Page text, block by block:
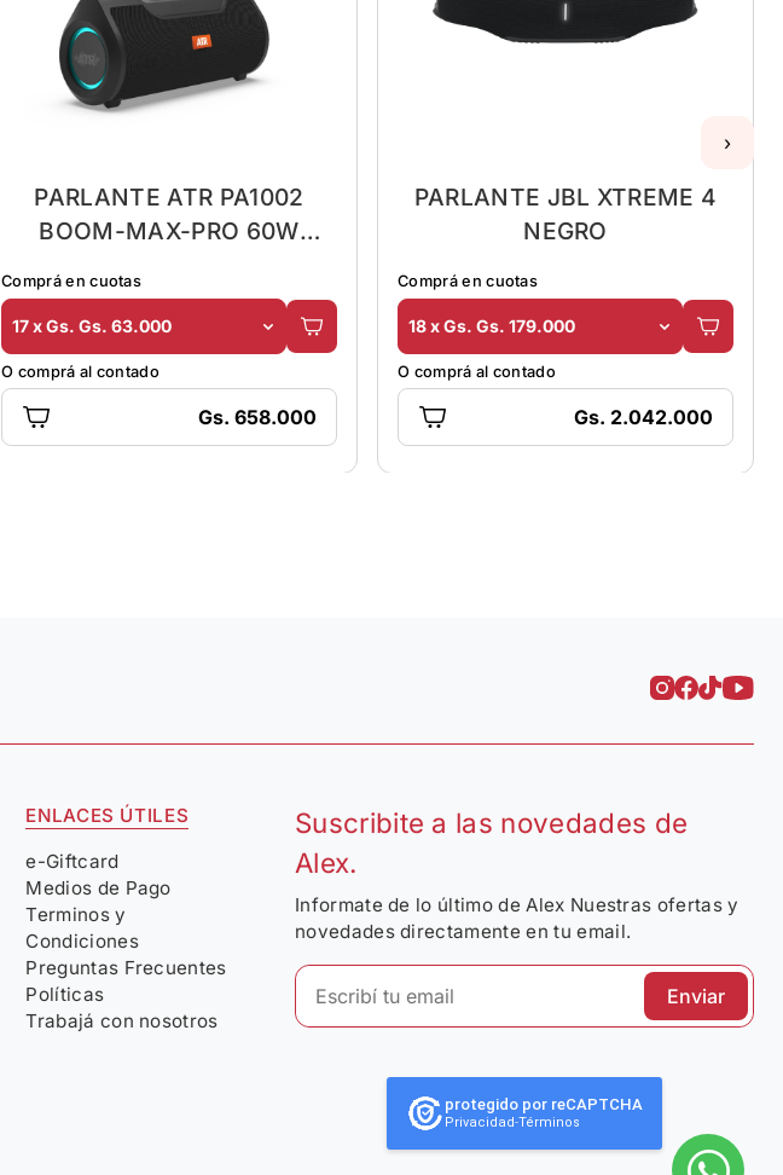
PARLANTE ATR PA1002
BOOM-MAX-PRO 60W
Comprá en cuotas
17 x Gs. Gs. 63.000
O comprá al contado
Gs. 658.000
PARLANTE JBL XTREME 4
NEGRO
Comprá en cuotas
18 x Gs. Gs. 179.000
O comprá al contado
Gs. 2.042.000
›
ENLACES ÚTILES
e-Giftcard
Medios de Pago
Terminos y
Condiciones
Preguntas Frecuentes
Políticas
Trabajá con nosotros
Suscribite a las novedades de
Alex.
Informate de lo último de Alex Nuestras ofertas y
novedades directamente en tu email.
Enviar
protegido por reCAPTCHA
Privacidad-Términos